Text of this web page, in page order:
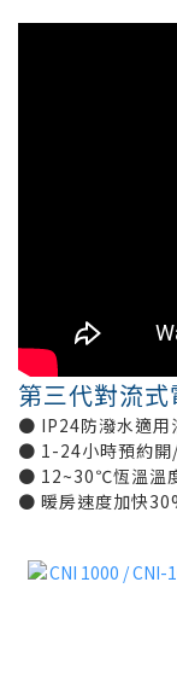
第三代對流式
● IP24防潑水適用
● 1-24小時預約開
● 12~30℃恆溫溫
● 暖房速度加快